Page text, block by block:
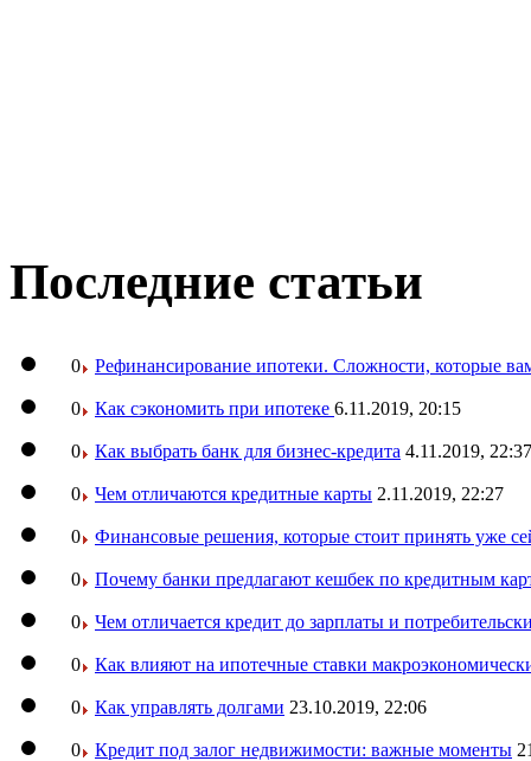
Последние статьи
0 Рефинансирование ипотеки. Сложности, которые
0 Как сэкономить при ипотеке 6.11.2019, 20:15
0 Как выбрать банк для бизнес-кредита 4.11.2019, 22:37
0 Чем отличаются кредитные карты 2.11.2019, 22:27
0 Финансовые решения, которые стоит принять уже
0 Почему банки предлагают кешбек по кредитным
0 Чем отличается кредит до зарплаты и
0 Как влияют на ипотечные ставки
0 Как управлять долгами 23.10.2019, 22:06
0 Кредит под залог недвижимости: важные моменты